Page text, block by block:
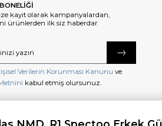
kayıt olarak kampanyalardan,
ürünlerden ilk siz haberdar
Verilerin Korunması Kanunu ve
kabul etmiş olursunuz.